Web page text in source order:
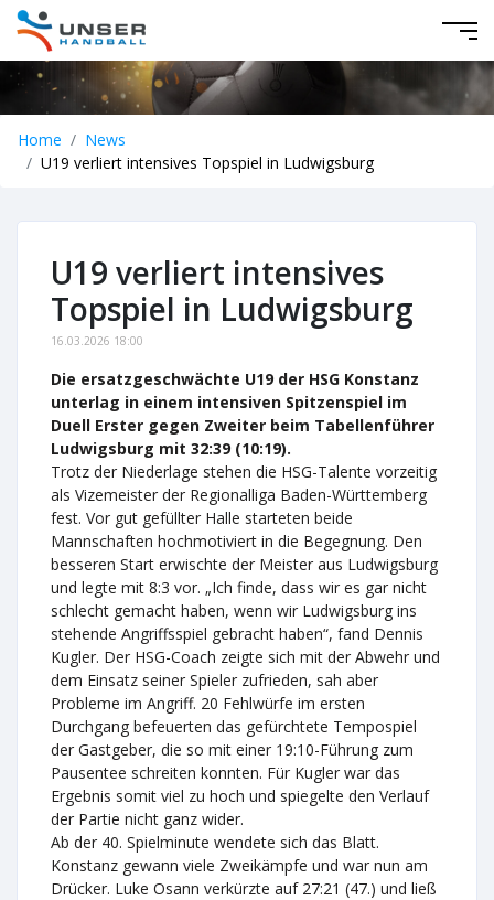
Home
News
U19 verliert intensives Topspiel in Ludwigsburg
U19 verliert intensives
Topspiel in Ludwigsburg
16.03.2026 18:00
Die ersatzgeschwächte U19 der HSG Konstanz
unterlag in einem intensiven Spitzenspiel im
Duell Erster gegen Zweiter beim Tabellenführer
Ludwigsburg mit 32:39 (10:19).
Trotz der Niederlage stehen die HSG-Talente vorzeitig
als Vizemeister der Regionalliga Baden-Württemberg
fest. Vor gut gefüllter Halle starteten beide
Mannschaften hochmotiviert in die Begegnung. Den
besseren Start erwischte der Meister aus Ludwigsburg
und legte mit 8:3 vor. „Ich finde, dass wir es gar nicht
schlecht gemacht haben, wenn wir Ludwigsburg ins
stehende Angriffsspiel gebracht haben“, fand Dennis
Kugler. Der HSG-Coach zeigte sich mit der Abwehr und
dem Einsatz seiner Spieler zufrieden, sah aber
Probleme im Angriff. 20 Fehlwürfe im ersten
Durchgang befeuerten das gefürchtete Tempospiel
der Gastgeber, die so mit einer 19:10-Führung zum
Pausentee schreiten konnten. Für Kugler war das
Ergebnis somit viel zu hoch und spiegelte den Verlauf
der Partie nicht ganz wider.
Ab der 40. Spielminute wendete sich das Blatt.
Konstanz gewann viele Zweikämpfe und war nun am
Drücker. Luke Osann verkürzte auf 27:21 (47.) und ließ